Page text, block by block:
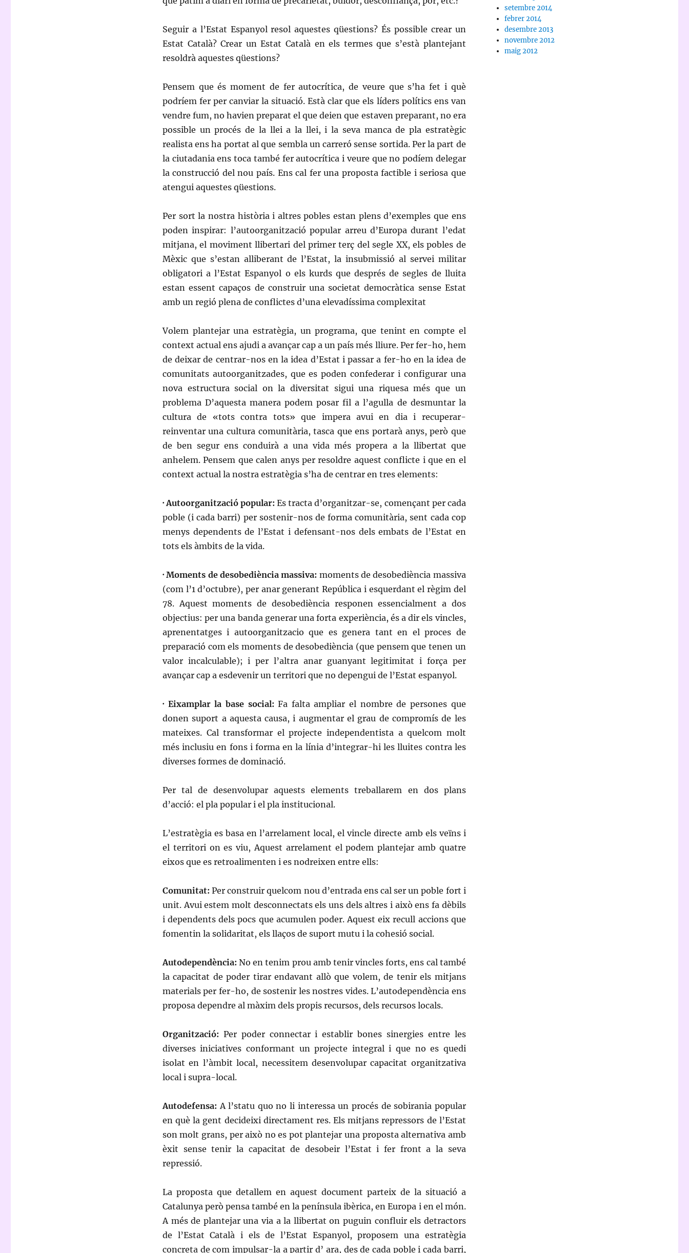
Seguir a l’Estat Espanyol resol aquestes qüestions? És possible crear un
Estat Català? Crear un Estat Català en els termes que s’està plantejant
resoldrà aquestes qüestions?
Pensem que és moment de fer autocrítica, de veure que s’ha fet i què
podríem fer per canviar la situació. Està clar que els líders polítics ens van
vendre fum, no havien preparat el que deien que estaven preparant, no era
possible un procés de la llei a la llei, i la seva manca de pla estratègic
realista ens ha portat al que sembla un carreró sense sortida. Per la part de
la ciutadania ens toca també fer autocrítica i veure que no podíem delegar
la construcció del nou país. Ens cal fer una proposta factible i seriosa que
atengui aquestes qüestions.
Per sort la nostra història i altres pobles estan plens d’exemples que ens
poden inspirar: l’autoorganització popular arreu d’Europa durant l’edat
mitjana, el moviment llibertari del primer terç del segle XX, els pobles de
Mèxic que s’estan alliberant de l’Estat, la insubmissió al servei militar
obligatori a l’Estat Espanyol o els kurds que després de segles de lluita
estan essent capaços de construir una societat democràtica sense Estat
amb un regió plena de conflictes d’una elevadíssima complexitat
Volem plantejar una estratègia, un programa, que tenint en compte el
context actual ens ajudi a avançar cap a un país més lliure. Per fer-ho, hem
de deixar de centrar-nos en la idea d’Estat i passar a fer-ho en la idea de
comunitats autoorganitzades, que es poden confederar i configurar una
nova estructura social on la diversitat sigui una riquesa més que un
problema D’aquesta manera podem posar fil a l’agulla de desmuntar la
cultura de «tots contra tots» que impera avui en dia i recuperar-
reinventar una cultura comunitària, tasca que ens portarà anys, però que
de ben segur ens conduirà a una vida més propera a la llibertat que
anhelem. Pensem que calen anys per resoldre aquest conflicte i que en el
context actual la nostra estratègia s’ha de centrar en tres elements:
· Autoorganització popular: Es tracta d’organitzar-se, començant per cada
poble (i cada barri) per sostenir-nos de forma comunitària, sent cada cop
menys dependents de l’Estat i defensant-nos dels embats de l’Estat en
tots els àmbits de la vida.
· Moments de desobediència massiva: moments de desobediència massiva
(com l’1 d’octubre), per anar generant República i esquerdant el règim del
78. Aquest moments de desobediència responen essencialment a dos
objectius: per una banda generar una forta experiència, és a dir els vincles,
aprenentatges i autoorganitzacio que es genera tant en el proces de
preparació com els moments de desobediència (que pensem que tenen un
valor incalculable); i per l’altra anar guanyant legitimitat i força per
avançar cap a esdevenir un territori que no depengui de l’Estat espanyol.
· Eixamplar la base social: Fa falta ampliar el nombre de persones que
donen suport a aquesta causa, i augmentar el grau de compromís de les
mateixes. Cal transformar el projecte independentista a quelcom molt
més inclusiu en fons i forma en la línia d’integrar-hi les lluites contra les
diverses formes de dominació.
Per tal de desenvolupar aquests elements treballarem en dos plans
d’acció: el pla popular i el pla institucional.
L’estratègia es basa en l’arrelament local, el vincle directe amb els veïns i
el territori on es viu, Aquest arrelament el podem plantejar amb quatre
eixos que es retroalimenten i es nodreixen entre ells:
Comunitat:Per construir quelcom nou d’entrada ens cal ser un poble fort i
unit. Avui estem molt desconnectats els uns dels altres i això ens fa dèbils
i dependents dels pocs que acumulen poder. Aquest eix recull accions que
fomentin la solidaritat, els llaços de suport mutu i la cohesió social.
Autodependència:No en tenim prou amb tenir vincles forts, ens cal també
la capacitat de poder tirar endavant allò que volem, de tenir els mitjans
materials per fer-ho, de sostenir les nostres vides. L’autodependència ens
proposa dependre al màxim dels propis recursos, dels recursos locals.
Organització: Per poder connectar i establir bones sinergies entre les
diverses iniciatives conformant un projecte integral i que no es quedi
isolat en l’àmbit local, necessitem desenvolupar capacitat organitzativa
local i supra-local.
Autodefensa:Al’statu quo no li interessa un procés de sobirania popular
en què la gent decideixi directament res. Els mitjans repressors de l’Estat
son molt grans, per això no es pot plantejar una proposta alternativa amb
èxit sense tenir la capacitat de desobeir l’Estat i fer front a la seva
repressió.
La proposta que detallem en aquest document parteix de la situació a
Catalunya però pensa també en la península ibèrica, en Europa i en el món.
A més de plantejar una via a la llibertat on puguin confluir els detractors
de l’Estat Català i els de l’Estat Espanyol, proposem una estratègia
concreta de com impulsar-la a partir d’ ara, des de cada poble i cada barri,
setembre 2014
febrer 2014
desembre 2013
novembre 2012
maig 2012